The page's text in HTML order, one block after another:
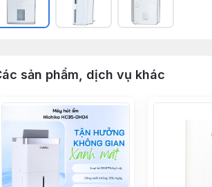
sản phẩm, dịch vụ khác